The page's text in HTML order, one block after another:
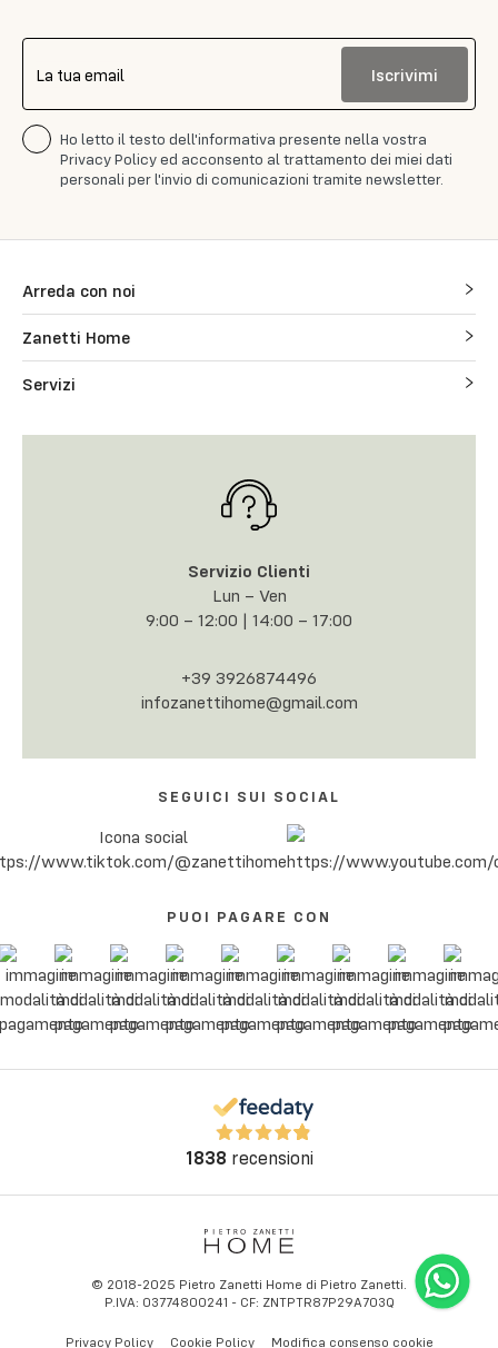
La tua email Iscrivimi
Ho letto il testo dell'informativa presente nella vostra
Privacy Policy ed acconsento al trattamento dei miei dati
personali per l'invio di comunicazioni tramite newsletter.
Arreda con noi
Zanetti Home
Servizi
Servizio Clienti
Lun – Ven
9:00 – 12:00 | 14:00 – 17:00
+39 3926874496
infozanettihome@gmail.com
SEGUICI SUI SOCIAL
PUOI PAGARE CON
1838 recensioni
© 2018-2025 Pietro Zanetti Home di Pietro Zanetti.
P.IVA: 03774800241 - CF: ZNTPTR87P29A703Q
Privacy Policy Cookie Policy Modifica consenso cookie